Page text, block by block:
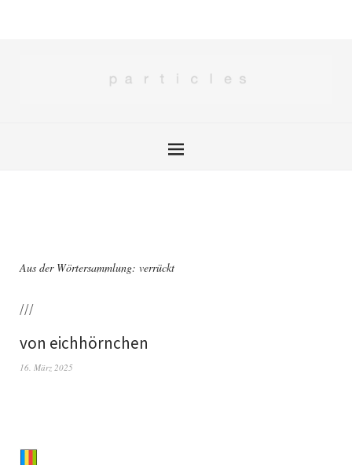
Aus der Wörtersammlung: verrückt
///
von eichhörnchen
16. März 2025